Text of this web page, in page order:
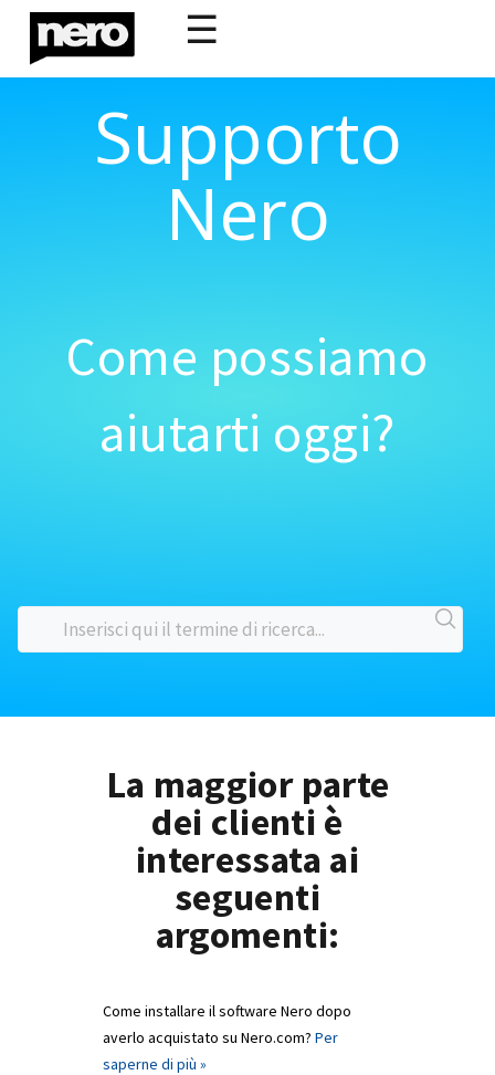
☰
Supporto
Nero
Come possiamo
aiutarti oggi?
La maggior parte
dei clienti è
interessata ai
seguenti
argomenti:
Come installare il software Nero dopo
averlo acquistato su Nero.com? Per
saperne di più »